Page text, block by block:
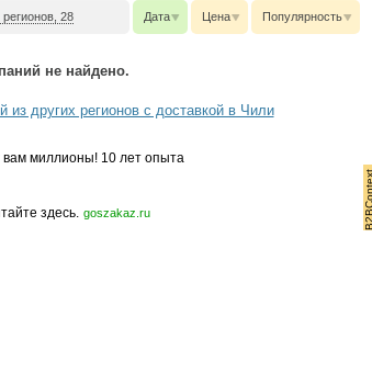
регионов, 28 Дата Цена Популярность
не найдено.
из других регионов с доставкой в Чили
миллионы! 10 лет опыта
здесь. goszakaz.ru